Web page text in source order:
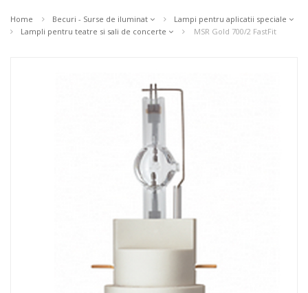
Home Becuri - Surse de iluminat
Lampi pentru aplicatii speciale
Lampli pentru teatre si sali de concerte
MSR Gold 700/2 FastFit